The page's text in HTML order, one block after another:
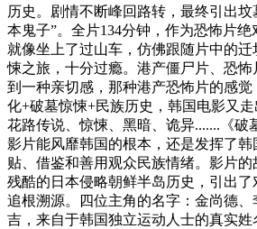
历史。剧情不断峰回路转，最终引出坟
本鬼子”。全片134分钟，作为恐怖片
就像坐上了过山车，仿佛跟随片中的
悚之旅，十分过瘾。港产僵尸片、恐
到一种亲切感，那种港产恐怖片的感
化+破墓惊悚+民族历史，韩国电影又
花路传说、惊悚、黑暗、诡异.......《破
影片能风靡韩国的根本，还是发挥了
贴、借鉴和善用观众民族情绪。影片
残酷的日本侵略朝鲜半岛历史，引出
追根溯源。四位主角的名字：金尚德
吉，来自于韩国独立运动人士的真实